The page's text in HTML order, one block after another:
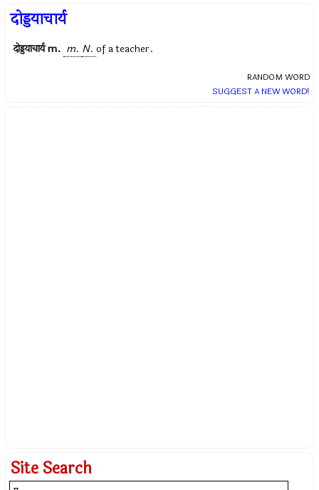
दोड्डयाचार्य
दोड्डयाचार्यm. m. N. of a teacher.
RANDOM WORD
SUGGEST A NEW WORD!
Site Search